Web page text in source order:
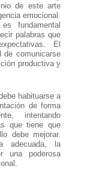
de este arte
emocional.
fundamental
palabras que
El
de comunicarse
productiva y
habituarse a
de forma
intentando
que tiene que
debe mejorar.
adecuada, la
una poderosa